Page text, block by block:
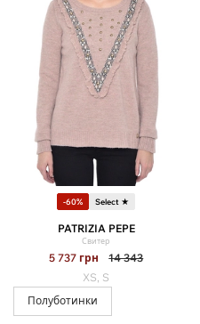
-60% Select ★
PATRIZIA PEPE
Свитер
5 737 грн
14 343
XS, S
Полуботинки